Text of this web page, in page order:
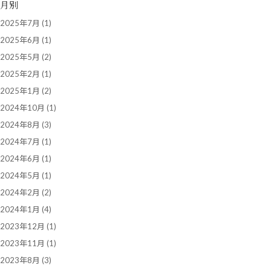
月別
2025年7月 (1)
2025年6月 (1)
2025年5月 (2)
2025年2月 (1)
2025年1月 (2)
2024年10月 (1)
2024年8月 (3)
2024年7月 (1)
2024年6月 (1)
2024年5月 (1)
2024年2月 (2)
2024年1月 (4)
2023年12月 (1)
2023年11月 (1)
2023年8月 (3)